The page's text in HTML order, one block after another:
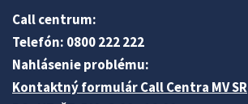
Call centrum:
Telefón: 0800 222 222
Nahlásenie problému:
Kontaktný formulár Call Centra MV SR